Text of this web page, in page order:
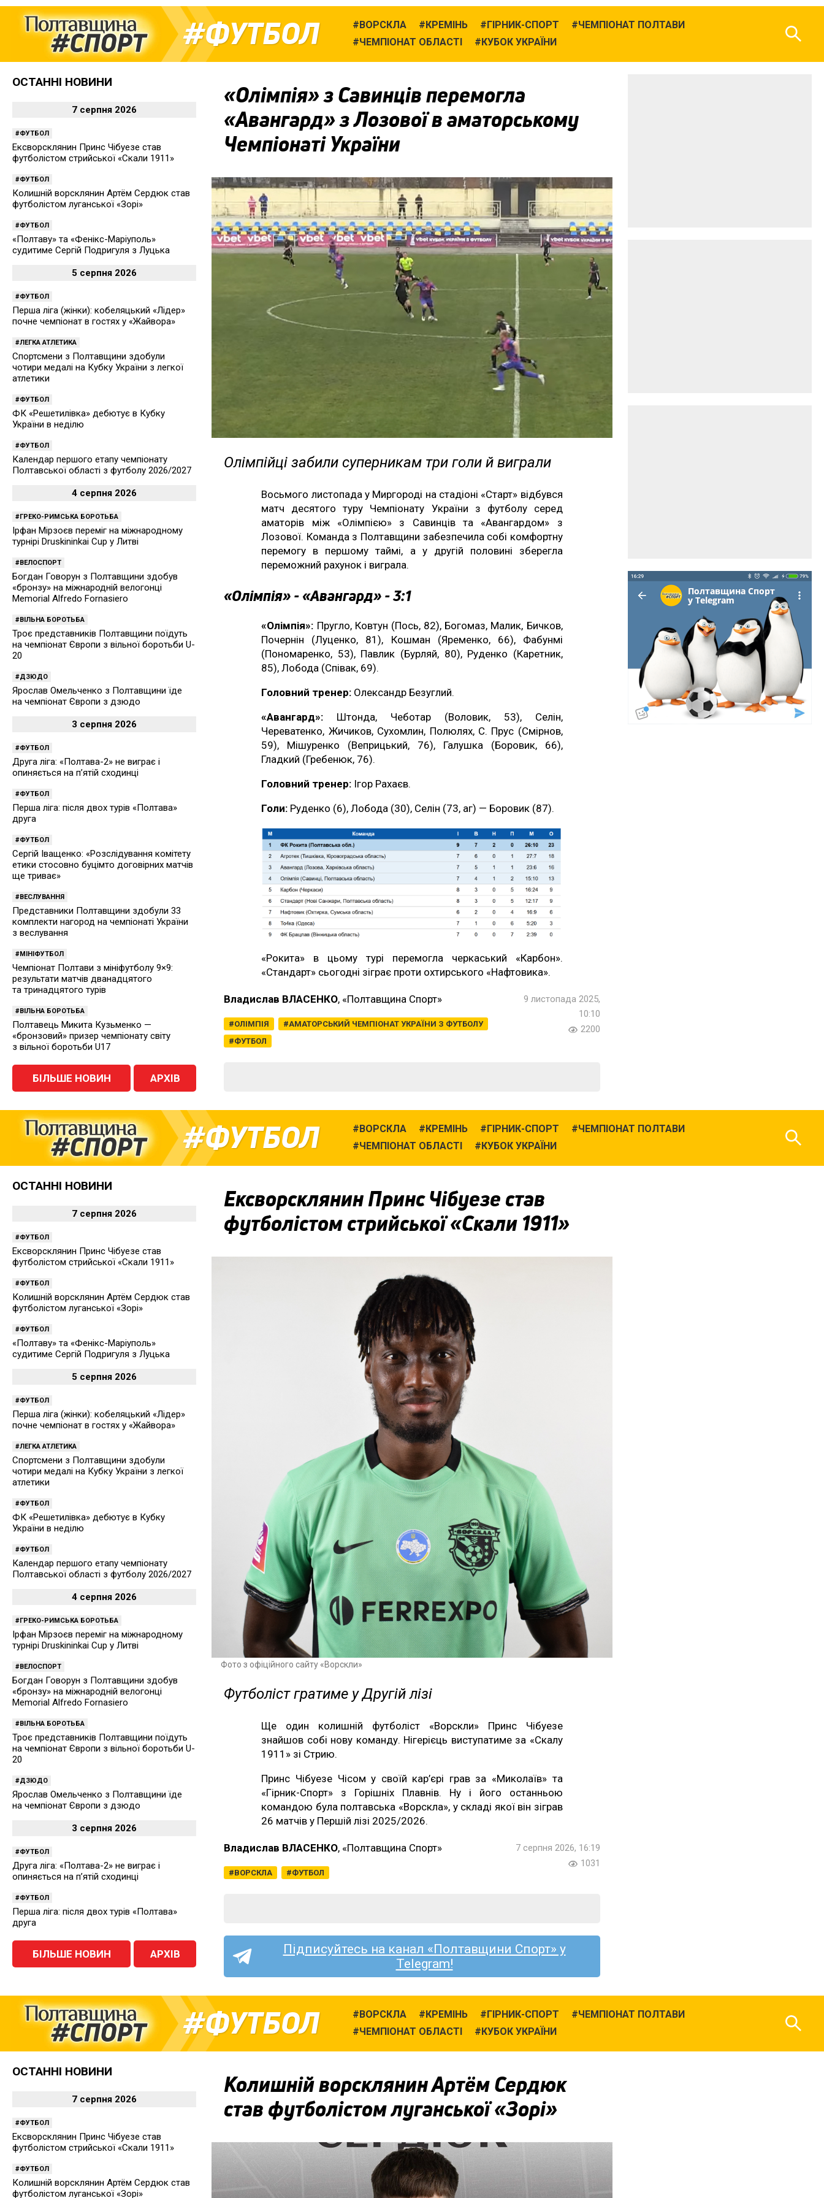
ФУТБОЛ ВОРСКЛА КРЕМІНЬ ГІРНИК-СПОРТ
ЧЕМПІОНАТ ПОЛТАВИ
ЧЕМПІОНАТ ОБЛАСТІ
КУБОК УКРАЇНИ
«Олімпія» з Савинців перемогла
«Авангард» з Лозової в аматорському
Чемпіонаті України
Олімпійці забили суперникам три голи й виграли
Восьмого листопада у Миргороді на стадіоні «Старт» відбувся
матч десятого туру Чемпіонату України з футболу серед
аматорів між «Олімпією» з Савинців та «Авангардом» з
Лозової. Команда з Полтавщини забезпечила собі комфортну
перемогу в першому таймі, а у другій половині зберегла
переможний рахунок і виграла.
«Олімпія» - «Авангард» - 3:1
«Олімпія»: Пругло, Ковтун (Пось, 82), Богомаз, Малик, Бичков,
Почернін (Луценко, 81), Кошман (Яременко, 66), Фабунмі
(Пономаренко, 53), Павлик (Бурляй, 80), Руденко (Каретник,
85), Лобода (Співак, 69).
Головний тренер: Олександр Безуглий.
«Авангард»: Штонда, Чеботар (Воловик, 53), Селін,
Череватенко, Жичиков, Сухомлин, Полюлях, С. Прус (Смірнов,
59), Мішуренко (Веприцький, 76), Галушка (Боровик, 66),
Гладкий (Гребенюк, 76).
Головний тренер: Ігор Рахаєв.
Голи: Руденко (6), Лобода (30), Селін (73, аг) — Боровик (87).
«Рокита» в цьому турі перемогла черкаський «Карбон».
«Стандарт» сьогодні зіграє проти охтирського «Нафтовика».
Владислав ВЛАСЕНКО, «Полтавщина Спорт»
ОЛІМПІЯ
АМАТОРСЬКИЙ ЧЕМПІОНАТ УКРАЇНИ З ФУТБОЛУ
ФУТБОЛ
9 листопада 2025,
10:10
2200
ОСТАННІ НОВИНИ
7 серпня 2026
ФУТБОЛ
Ексворсклянин Принс Чібуезе став
футболістом стрийської «Скали 1911»
ФУТБОЛ
Колишній ворсклянин Артём Сердюк став
футболістом луганської «Зорі»
ФУТБОЛ
«Полтаву» та «Фенікс-Маріуполь»
судитиме Сергій Подригуля з Луцька
5 серпня 2026
ФУТБОЛ
Перша ліга (жінки): кобеляцький «Лідер»
почне чемпіонат в гостях у «Жайвора»
ЛЕГКА АТЛЕТИКА
Спортсмени з Полтавщини здобули
чотири медалі на Кубку України з легкої
атлетики
ФУТБОЛ
ФК «Решетилівка» дебютує в Кубку
України в неділю
ФУТБОЛ
Календар першого етапу чемпіонату
Полтавської області з футболу 2026/2027
4 серпня 2026
ГРЕКО-РИМСЬКА БОРОТЬБА
Ірфан Мірзоєв переміг на міжнародному
турнірі Druskininkai Cup у Литві
ВЕЛОСПОРТ
Богдан Говорун з Полтавщини здобув
«бронзу» на міжнародній велогонці
Memorial Alfredo Fornasiero
ВІЛЬНА БОРОТЬБА
Троє представників Полтавщини поїдуть
на чемпіонат Європи з вільної боротьби U-
20
ДЗЮДО
Ярослав Омельченко з Полтавщини їде
на чемпіонат Європи з дзюдо
3 серпня 2026
ФУТБОЛ
Друга ліга: «Полтава-2» не виграє і
опиняється на п’ятій сходинці
ФУТБОЛ
Перша ліга: після двох турів «Полтава»
друга
ФУТБОЛ
Сергій Іващенко: «Розслідування комітету
етики стосовно буцімто договірних матчів
ще триває»
ВЕСЛУВАННЯ
Представники Полтавщини здобули 33
комплекти нагород на чемпіонаті України
з веслування
МІНІФУТБОЛ
Чемпіонат Полтави з мініфутболу 9×9:
результати матчів дванадцятого
та тринадцятого турів
ВІЛЬНА БОРОТЬБА
Полтавець Микита Кузьменко —
«бронзовий» призер чемпіонату світу
з вільної боротьби U17
БІЛЬШЕ НОВИН АРХІВ
ФУТБОЛ ВОРСКЛА КРЕМІНЬ ГІРНИК-СПОРТ
ЧЕМПІОНАТ ПОЛТАВИ
ЧЕМПІОНАТ ОБЛАСТІ
КУБОК УКРАЇНИ
Ексворсклянин Принс Чібуезе став
футболістом стрийської «Скали 1911»
Фото з офіційного сайту «Ворскли»
Футболіст гратиме у Другій лізі
Ще один колишній футболіст «Ворскли» Принс Чібуезе
знайшов собі нову команду. Нігерієць виступатиме за «Скалу
1911» зі Стрию.
Принс Чібуезе Чісом у своїй кар’єрі грав за «Миколаїв» та
«Гірник-Спорт» з Горішніх Плавнів. Ну і його останньою
командою була полтавська «Ворскла», у складі якої він зіграв
26 матчів у Першій лізі 2025/2026.
Владислав ВЛАСЕНКО, «Полтавщина Спорт»
ВОРСКЛА ФУТБОЛ
7 серпня 2026, 16:19
1031
Підписуйтесь на канал «Полтавщини Спорт» у
Telegram!
ОСТАННІ НОВИНИ
7 серпня 2026
ФУТБОЛ
Ексворсклянин Принс Чібуезе став
футболістом стрийської «Скали 1911»
ФУТБОЛ
Колишній ворсклянин Артём Сердюк став
футболістом луганської «Зорі»
ФУТБОЛ
«Полтаву» та «Фенікс-Маріуполь»
судитиме Сергій Подригуля з Луцька
5 серпня 2026
ФУТБОЛ
Перша ліга (жінки): кобеляцький «Лідер»
почне чемпіонат в гостях у «Жайвора»
ЛЕГКА АТЛЕТИКА
Спортсмени з Полтавщини здобули
чотири медалі на Кубку України з легкої
атлетики
ФУТБОЛ
ФК «Решетилівка» дебютує в Кубку
України в неділю
ФУТБОЛ
Календар першого етапу чемпіонату
Полтавської області з футболу 2026/2027
4 серпня 2026
ГРЕКО-РИМСЬКА БОРОТЬБА
Ірфан Мірзоєв переміг на міжнародному
турнірі Druskininkai Cup у Литві
ВЕЛОСПОРТ
Богдан Говорун з Полтавщини здобув
«бронзу» на міжнародній велогонці
Memorial Alfredo Fornasiero
ВІЛЬНА БОРОТЬБА
Троє представників Полтавщини поїдуть
на чемпіонат Європи з вільної боротьби U-
20
ДЗЮДО
Ярослав Омельченко з Полтавщини їде
на чемпіонат Європи з дзюдо
3 серпня 2026
ФУТБОЛ
Друга ліга: «Полтава-2» не виграє і
опиняється на п’ятій сходинці
ФУТБОЛ
Перша ліга: після двох турів «Полтава»
друга
БІЛЬШЕ НОВИН АРХІВ
ФУТБОЛ ВОРСКЛА КРЕМІНЬ ГІРНИК-СПОРТ
ЧЕМПІОНАТ ПОЛТАВИ
ЧЕМПІОНАТ ОБЛАСТІ
КУБОК УКРАЇНИ
Колишній ворсклянин Артём Сердюк
став футболістом луганської «Зорі»
ОСТАННІ НОВИНИ
7 серпня 2026
ФУТБОЛ
Ексворсклянин Принс Чібуезе став
футболістом стрийської «Скали 1911»
ФУТБОЛ
Колишній ворсклянин Артём Сердюк став
футболістом луганської «Зорі»